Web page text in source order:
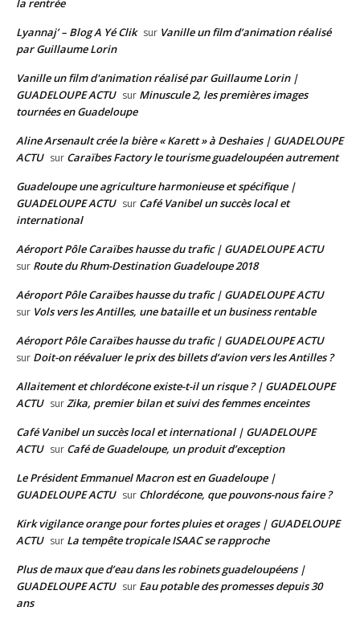
la rentrée
Lyannaj’ – Blog A Yé Clik sur Vanille un film d’animation réalisé
par Guillaume Lorin
Vanille un film d'animation réalisé par Guillaume Lorin |
GUADELOUPE ACTU sur Minuscule 2, les premières images
tournées en Guadeloupe
Aline Arsenault crée la bière « Karett » à Deshaies | GUADELOUPE
ACTU sur Caraïbes Factory le tourisme guadeloupéen autrement
Guadeloupe une agriculture harmonieuse et spécifique |
GUADELOUPE ACTU sur Café Vanibel un succès local et
international
Aéroport Pôle Caraïbes hausse du trafic | GUADELOUPE ACTU
sur Route du Rhum-Destination Guadeloupe 2018
Aéroport Pôle Caraïbes hausse du trafic | GUADELOUPE ACTU
sur Vols vers les Antilles, une bataille et un business rentable
Aéroport Pôle Caraïbes hausse du trafic | GUADELOUPE ACTU
sur Doit-on réévaluer le prix des billets d’avion vers les Antilles ?
Allaitement et chlordécone existe-t-il un risque ? | GUADELOUPE
ACTU surZika, premier bilan et suivi des femmes enceintes
Café Vanibel un succès local et international | GUADELOUPE
ACTU sur Café de Guadeloupe, un produit d’exception
Le Président Emmanuel Macron est en Guadeloupe |
GUADELOUPE ACTU sur Chlordécone, que pouvons-nous faire ?
Kirk vigilance orange pour fortes pluies et orages | GUADELOUPE
ACTU sur La tempête tropicale ISAAC se rapproche
Plus de maux que d’eau dans les robinets guadeloupéens |
GUADELOUPE ACTU sur Eau potable des promesses depuis 30
ans